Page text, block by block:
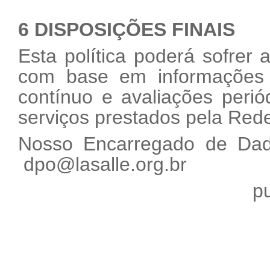
6 DISPOSIÇÕES FINAIS
Esta política poderá sofrer
com base em
contínuo e avaliações
serviços prestados pela
Nosso Encarregado de
dpo@lasalle.org.br